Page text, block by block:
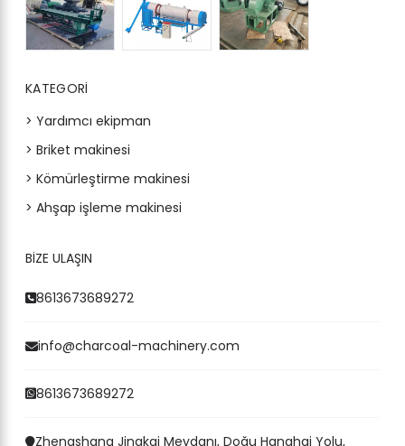
KATEGORI
> Yardımcı ekipman
> Briket makinesi
> Kömürleştirme makinesi
> Ahşap işleme makinesi
BIZE ULAŞIN
8613673689272
info@charcoal-machinery.com
8613673689272
Zhengshang Jingkai Meydanı, Doğu Hanghai Yolu,